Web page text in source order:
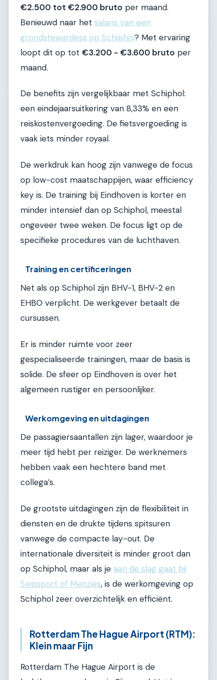
€2.500 tot €2.900 bruto per maand.
Benieuwd naar het salaris van een
grondstewardess op Schiphol? Met ervaring
loopt dit op tot €3.200 - €3.600 bruto per
maand.
De benefits zijn vergelijkbaar met Schiphol:
een eindejaarsuitkering van 8,33% en een
reiskostenvergoeding. De fietsvergoeding is
vaak iets minder royaal.
De werkdruk kan hoog zijn vanwege de focus
op low-cost maatschappijen, waar efficiency
key is. De training bij Eindhoven is korter en
minder intensief dan op Schiphol, meestal
ongeveer twee weken. De focus ligt op de
specifieke procedures van de luchthaven.
Training en certificeringen
Net als op Schiphol zijn BHV-1, BHV-2 en
EHBO verplicht. De werkgever betaalt de
cursussen.
Er is minder ruimte voor zeer
gespecialiseerde trainingen, maar de basis is
solide. De sfeer op Eindhoven is over het
algemeen rustiger en persoonlijker.
Werkomgeving en uitdagingen
De passagiersaantallen zijn lager, waardoor je
meer tijd hebt per reiziger. De werknemers
hebben vaak een hechtere band met
collega’s.
De grootste uitdagingen zijn de flexibiliteit in
diensten en de drukte tijdens spitsuren
vanwege de compacte lay-out. De
internationale diversiteit is minder groot dan
op Schiphol, maar als je aan de slag gaat bij
Swissport of Menzies, is de werkomgeving op
Schiphol zeer overzichtelijk en efficiënt.
Rotterdam The Hague Airport (RTM):
Klein maar Fijn
Rotterdam The Hague Airport is de